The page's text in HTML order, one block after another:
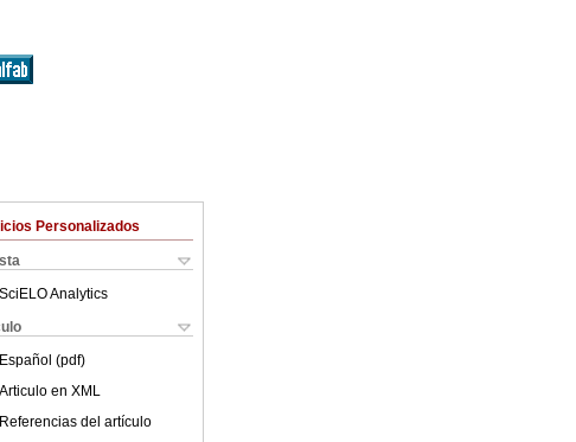
Personalizados
SciELO Analytics
Español (pdf)
Articulo en XML
Referencias del artículo